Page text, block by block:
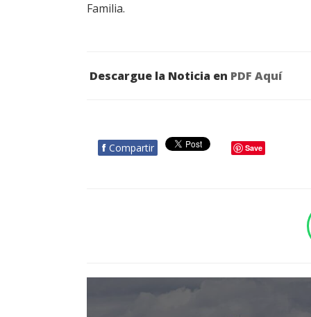
Familia.
Descargue la Noticia en PDF Aquí
f Compartir Save